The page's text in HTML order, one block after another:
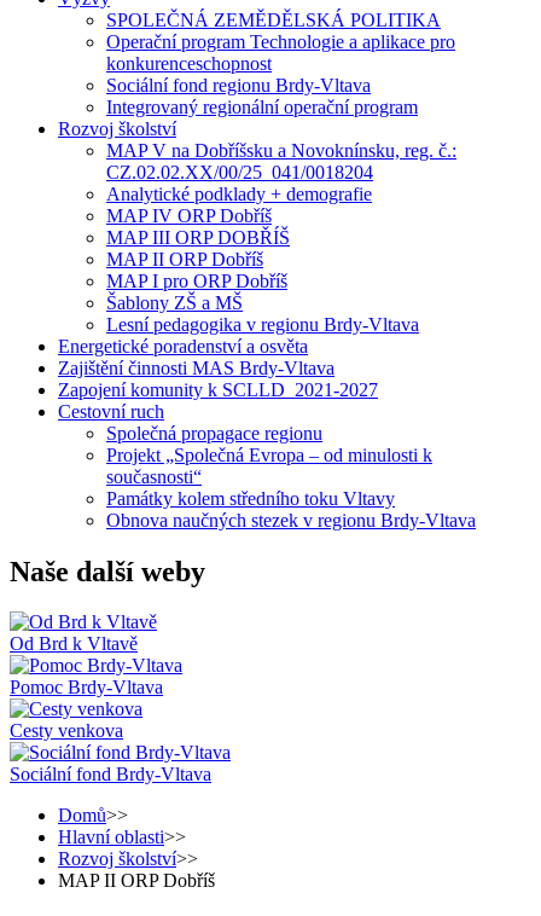
SPOLEČNÁ ZEMĚDĚLSKÁ POLITIKA
Operační program Technologie a aplikace pro
konkurenceschopnost
Sociální fond regionu Brdy-Vltava
Integrovaný regionální operační program
Rozvoj školství
MAP V na Dobříšsku a Novoknínsku, reg. č.:
CZ.02.02.XX/00/25_041/0018204
Analytické podklady + demografie
MAP IV ORP Dobříš
MAP III ORP DOBŘÍŠ
MAP II ORP Dobříš
MAP I pro ORP Dobříš
Šablony ZŠ a MŠ
Lesní pedagogika v regionu Brdy-Vltava
Energetické poradenství a osvěta
Zajištění činnosti MAS Brdy-Vltava
Zapojení komunity k SCLLD_2021-2027
Cestovní ruch
Společná propagace regionu
Projekt „Společná Evropa – od minulosti k
současnosti“
Památky kolem středního toku Vltavy
Obnova naučných stezek v regionu Brdy-Vltava
Naše další weby
Od Brd k Vltavě
Pomoc Brdy-Vltava
Cesty venkova
Sociální fond Brdy-Vltava
Domů>>
Hlavní oblasti>>
Rozvoj školství>>
MAP II ORP Dobříš